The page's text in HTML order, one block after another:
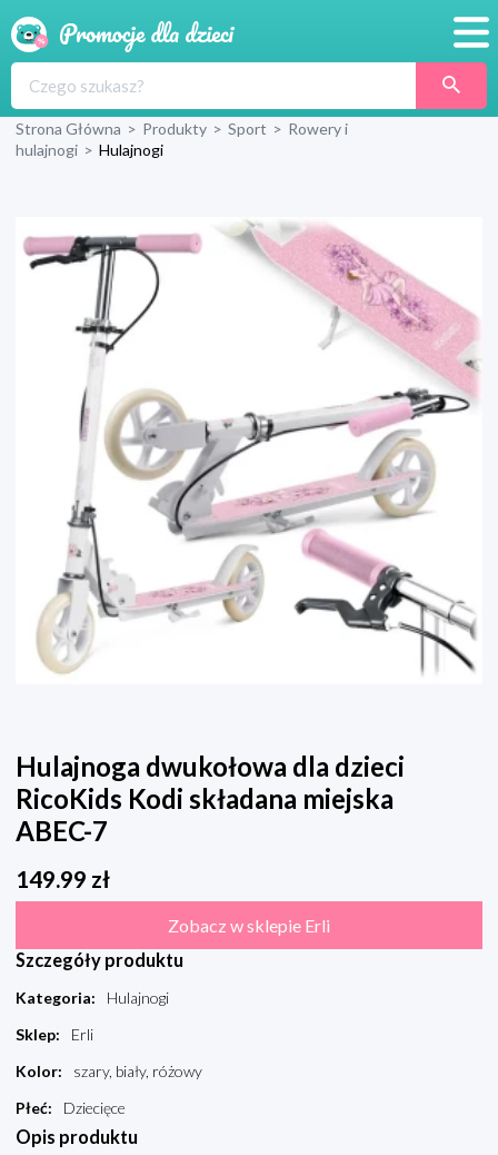
Produkty
Blog
Strona Główna > Produkty > Sport > Rowery i
hulajnogi > Hulajnogi
Hulajnoga dwukołowa dla dzieci
RicoKids Kodi składana miejska
ABEC-7
149.99 zł
Zobacz w sklepie Erli
Szczegóły produktu
Kategoria:
Hulajnogi
Sklep:
Erli
Kolor:
szary, biały, różowy
Płeć: Dziecięce
Opis produktu